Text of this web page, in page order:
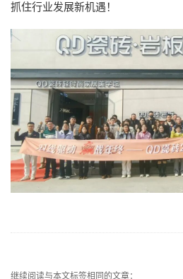
抓住行业发展新机遇！
继续阅读与本文标签相同的文章：